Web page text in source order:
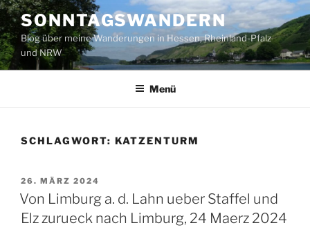
Zum
Inhalt
springen
SONNTAGSWANDERN
Blog über meine Wanderungen in Hessen, Rheinland-Pfalz
und NRW
Menü
SCHLAGWORT: KATZENTURM
VERÖFFENTLICHT
AM
26. MÄRZ 2024
Von Limburg a. d. Lahn ueber Staffel und
Elz zurueck nach Limburg, 24 Maerz 2024